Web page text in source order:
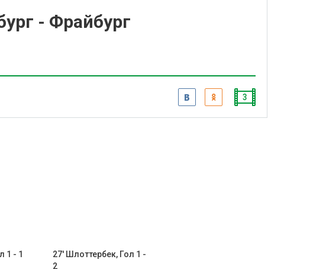
- Фрайбург
3
1 - 1
27' Шлоттербек, Гол 1 -
2